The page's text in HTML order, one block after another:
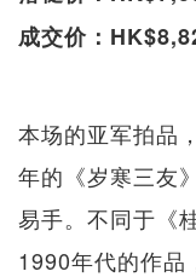
成交价：
本场的亚军拍品
年的《岁寒三友
易手。不同于《
1990年代的作品